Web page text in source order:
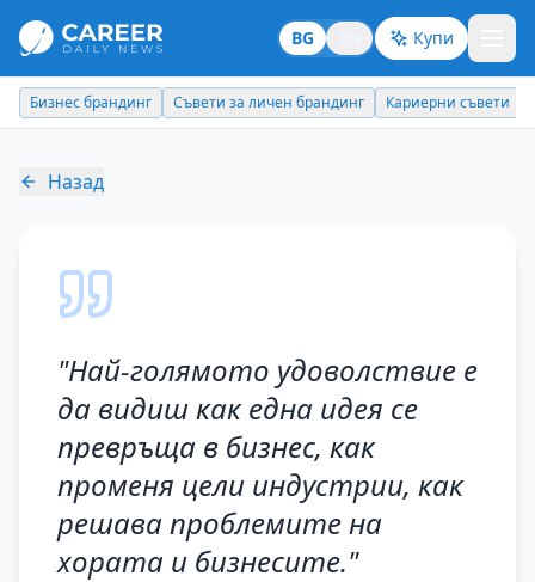
BG Купи
Съвети за личен брандинг Кариерни съвети Новини Нови
Назад
"Най-голямото удоволствие е
да видиш как една идея се
превръща в бизнес, как
променя цели индустрии, как
решава проблемите на
хората и бизнесите."